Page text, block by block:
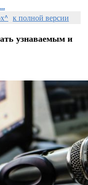
к полной версии
узнаваемым и